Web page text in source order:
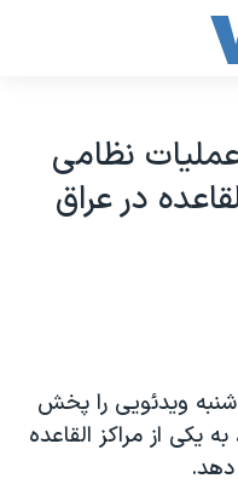
نظامی
در عراق
شنبه ويدئويی را پخش
يکی از مراکز القاعده